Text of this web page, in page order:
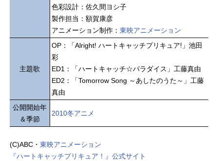
色彩設計：佐久間ヨシ子
製作担当：額賀康彦
アニメーション制作： 東映アニメーション
主題歌
OP：「Alright! ハートキャッチプリキュア!」池田
彩
ED1：「ハートキャッチ☆パラダイス」工藤真由
ED2：「Tomorrow Song ～あしたのうた～」工藤
真由
公開開始年
＆季節
2010冬アニメ
(C)ABC・ 東映アニメーション
『ハートキャッチプリキュア！』公式サイト